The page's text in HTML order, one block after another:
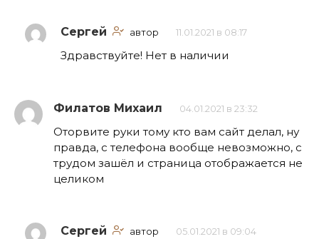
Сергей автор 11.01.2021 в 08:17
Здравствуйте! Нет в наличии
Филатов Михаил 04.01.2021 в 23:32
Оторвите руки тому кто вам сайт делал, ну
правда, с телефона вообще невозможно, с
трудом зашёл и страница отображается не
целиком
Сергей автор 05.01.2021 в 09:04